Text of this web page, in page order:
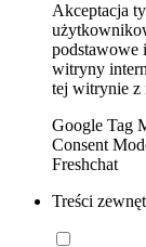
Akceptacja
podstawowe
witryny
tej witrynie z
Google Tag
Consent
Freshchat
Treści